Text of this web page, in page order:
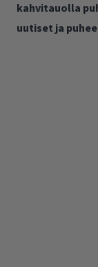
kahvitauolla
uutiset ja